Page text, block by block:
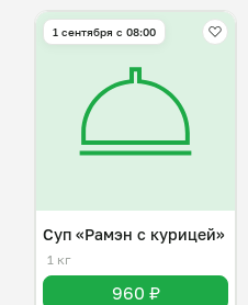
1 сентября с 08:00
Суп «Рамэн с курицей»
1 кг
960 ₽